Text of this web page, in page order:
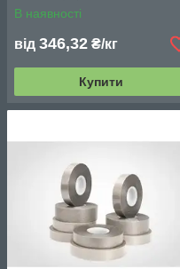
В наявності
від 346,32 ₴/кг
Купити